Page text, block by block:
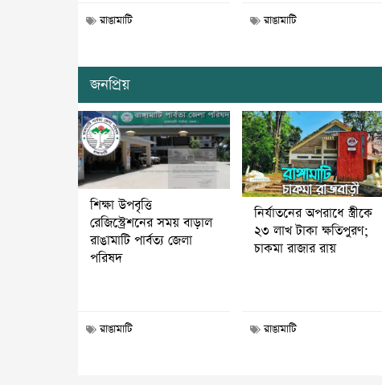
রাঙামাটি রাঙামাটি
জনপ্রিয়
শিক্ষা উপবৃত্তি
রেজিস্ট্রেশনের সময় বাড়াল
রাঙামাটি পার্বত্য জেলা
পরিষদ
রাঙামাটি
নির্যাতনের অপরাধে স্ত্রীকে
২৩ লাখ টাকা ক্ষতিপুরণ;
চাকমা রাজার রায়
রাঙামাটি